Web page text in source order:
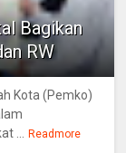
Bagikan
RW
Kota (Pemko)
... Readmore